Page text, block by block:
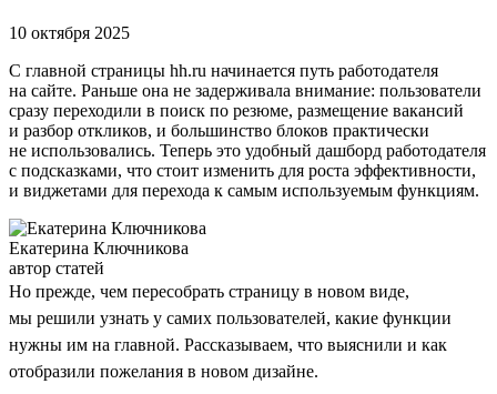
10 октября 2025
C главной страницы hh.ru начинается путь работодателя
на сайте. Раньше она не задерживала внимание: пользователи
сразу переходили в поиск по резюме, размещение вакансий
и разбор откликов, и большинство блоков практически
не использовались. Теперь это удобный дашборд работодателя
с подсказками, что стоит изменить для роста эффективности,
и виджетами для перехода к самым используемым функциям.
Екатерина Ключникова
автор статей
Но прежде, чем пересобрать страницу в новом виде,
мы решили узнать у самих пользователей, какие функции
нужны им на главной. Рассказываем, что выяснили и как
отобразили пожелания в новом дизайне.